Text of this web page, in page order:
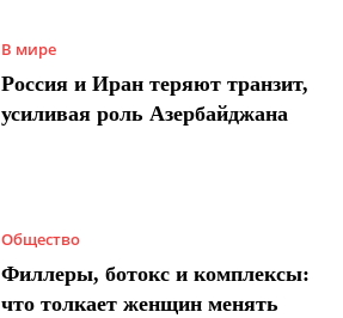
В мире
Россия и Иран теряют транзит,
усиливая роль Азербайджана
Общество
Филлеры, ботокс и комплексы:
что толкает женщин менять